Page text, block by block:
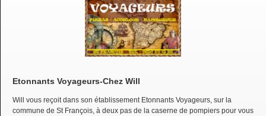
Etonnants Voyageurs-Chez Will
Will vous reçoit dans son établissement Etonnants Voyageurs, sur la
commune de St François, à deux pas de la caserne de pompiers pour vous